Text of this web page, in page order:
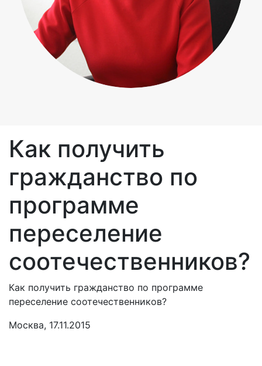
Как получить
гражданство по
программе
переселение
соотечественников?
Как получить гражданство по программе
переселение соотечественников?
Москва, 17.11.2015